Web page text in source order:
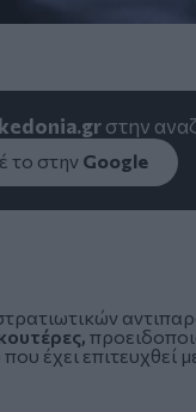
στην
το στην Google
έχει επιτευχθεί